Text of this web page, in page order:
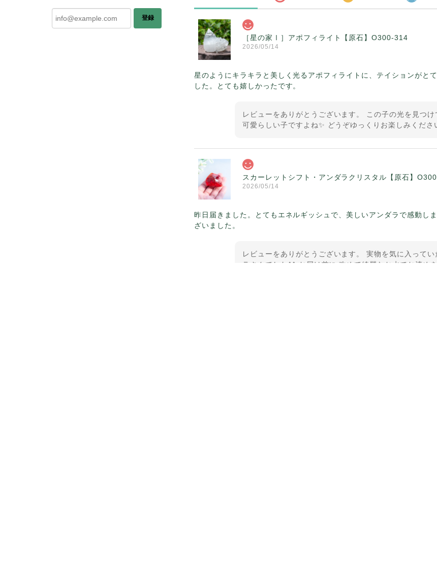
［星の家Ⅰ］アポフィライト【原石】O300-314
2026/05/14
星のようにキラキラと美しく光るアポフィライトに、テイションがと
した。とても嬉しかったです。
レビューをありがとうございます。 この子の光を見つ
可愛らしい子ですよね✨ どうぞゆっくりお楽しみくだ
スカーレットシフト・アンダラクリスタル【原石】
2026/05/14
昨日届きました。とてもエネルギッシュで、美しいアンダラで感動し
ざいました。
レビューをありがとうございます。 実物を気に入って
ラさんでした^^ お届け前に 改めて綺麗なお水でお清め
登録